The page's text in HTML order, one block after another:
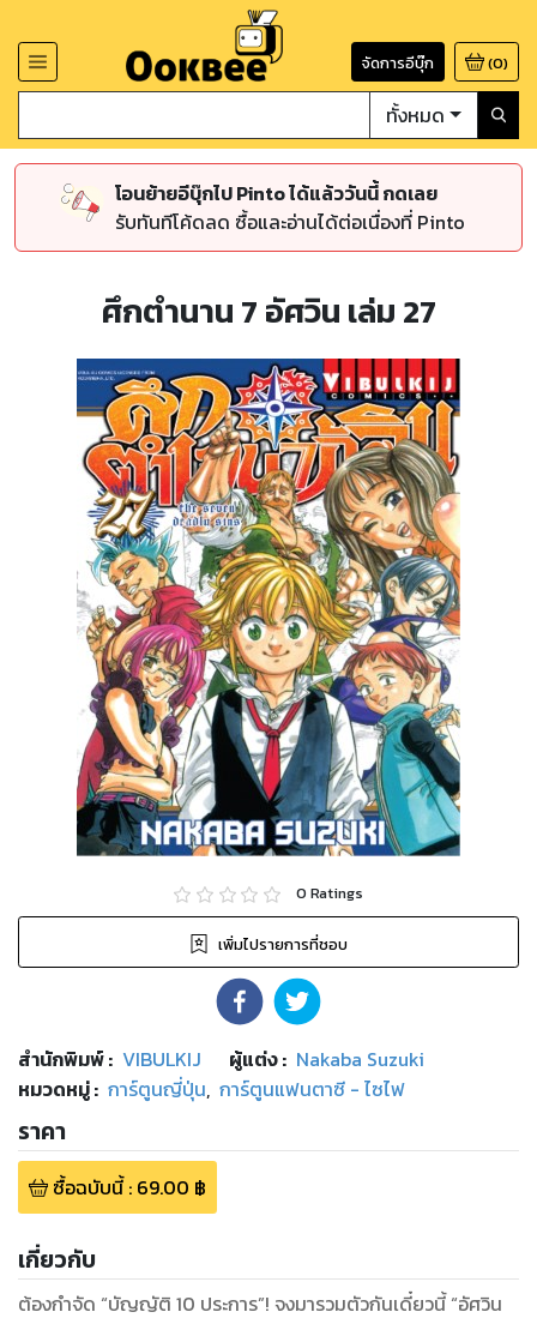
จัดการอีบุ๊ก (0)
ทั้งหมด
โอนย้ายอีบุ๊กไป Pinto ได้แล้ววันนี้ กดเลย
รับทันทีโค้ดลด ซื้อและอ่านได้ต่อเนื่องที่ Pinto
ศึกตำนาน 7 อัศวิน เล่ม 27
0 Ratings
เพิ่มไปรายการที่ชอบ
สำนักพิมพ์: VIBULKIJ ผู้แต่ง : Nakaba Suzuki
หมวดหมู่: การ์ตูนญี่ปุ่น, การ์ตูนแฟนตาซี - ไซไฟ
ราคา
ซื้อฉบับนี้: 69.00 ฿
เกี่ยวกับ
ต้องกำจัด “บัญญัติ 10 ประการ”! จงมารวมตัวกันเดี๋ยวนี้ “อัศวิน